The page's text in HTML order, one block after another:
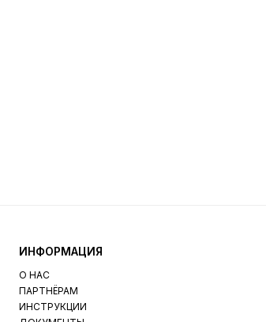
ИНФОРМАЦИЯ
О НАС
ПАРТНЁРАМ
ИНСТРУКЦИИ